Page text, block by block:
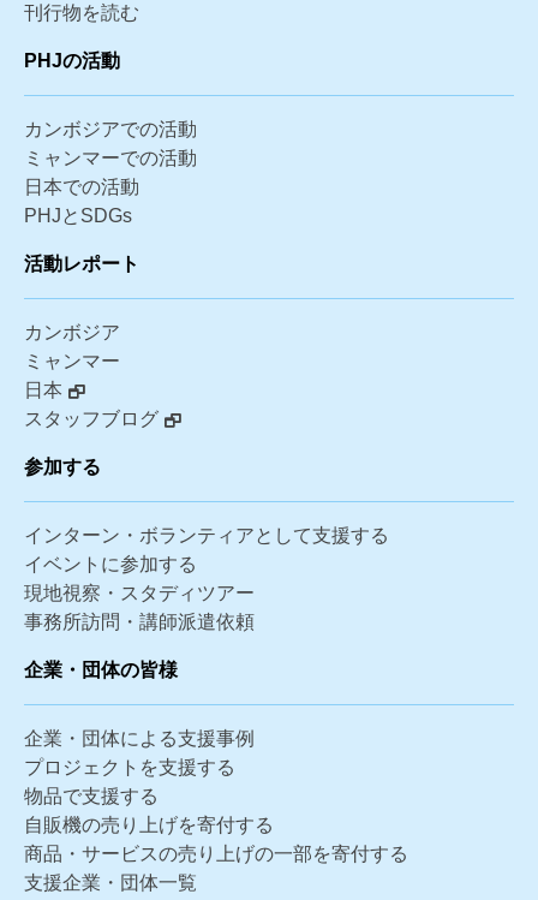
刊行物を読む
PHJの活動
カンボジアでの活動
ミャンマーでの活動
日本での活動
PHJとSDGs
活動レポート
カンボジア
ミャンマー
日本
スタッフブログ
参加する
インターン・ボランティアとして支援する
イベントに参加する
現地視察・スタディツアー
事務所訪問・講師派遣依頼
企業・団体の皆様
企業・団体による支援事例
プロジェクトを支援する
物品で支援する
自販機の売り上げを寄付する
商品・サービスの売り上げの一部を寄付する
支援企業・団体一覧